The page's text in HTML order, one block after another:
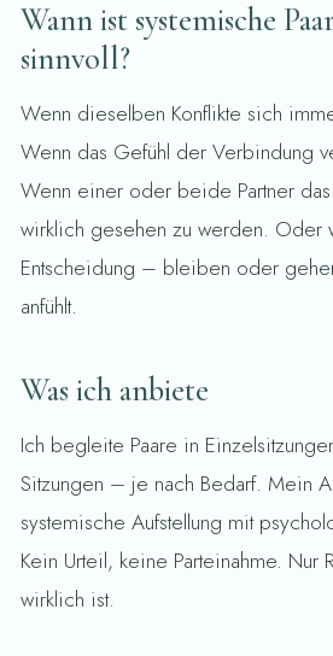
Wann ist systemische
sinnvoll?
Wenn dieselben Konflikte sich
Wenn das Gefühl der Verbindung
Wenn einer oder beide Partner
wirklich gesehen zu werden. Oder
Entscheidung – bleiben oder
anfühlt.
Was ich anbiete
Ich begleite Paare in
Sitzungen – je nach Bedarf. Mein
systemische Aufstellung mit
Kein Urteil, keine Parteinahme. Nur
wirklich ist.